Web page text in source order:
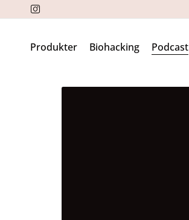
Produkter Biohacking Podcast